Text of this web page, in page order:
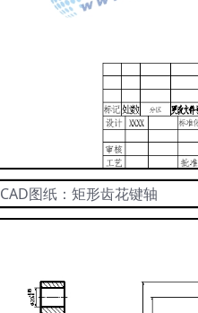
图纸：矩形齿花键轴